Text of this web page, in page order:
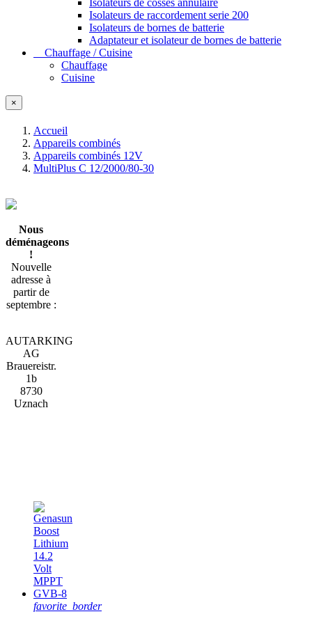
Isolateurs de cosses annulaire
Isolateurs de raccordement serie 200
Isolateurs de bornes de batterie
Adaptateur et isolateur de bornes de batterie
Chauffage / Cuisine
Chauffage
Cuisine
×
Accueil
Appareils combinés
Appareils combinés 12V
MultiPlus C 12/2000/80-30
Nous
déménageons
!
Nouvelle
adresse à
partir de
septembre :
AUTARKING
AG
Brauereistr.
1b
8730
Uznach
favorite_border